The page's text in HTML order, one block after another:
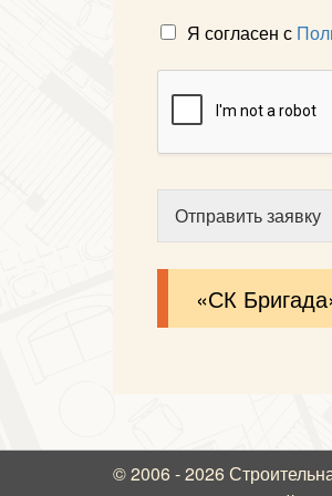
Я согласен с
Отправить заявку
«СК
© 2006 - 2026